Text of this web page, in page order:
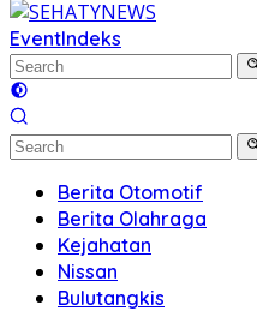
EventIndeks
Berita Otomotif
Berita Olahraga
Kejahatan
Nissan
Bulutangkis